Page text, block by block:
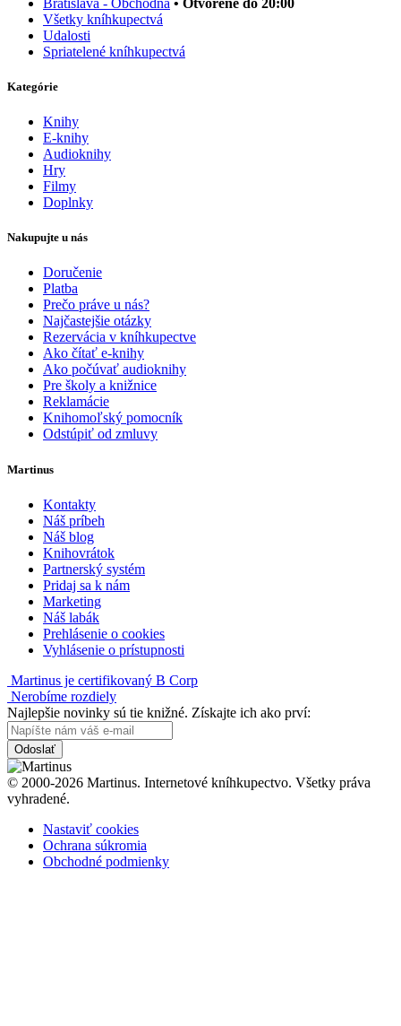
Všetky kníhkupectvá
Udalosti
Spriatelené kníhkupectvá
Kategórie
Knihy
E-knihy
Audioknihy
Hry
Filmy
Doplnky
Nakupujte u nás
Doručenie
Platba
Prečo práve u nás?
Najčastejšie otázky
Rezervácia v kníhkupectve
Ako čítať e-knihy
Ako počúvať audioknihy
Pre školy a knižnice
Reklamácie
Knihomoľský pomocník
Odstúpiť od zmluvy
Martinus
Kontakty
Náš príbeh
Náš blog
Knihovrátok
Partnerský systém
Pridaj sa k nám
Marketing
Náš labák
Prehlásenie o cookies
Vyhlásenie o prístupnosti
Martinus je certifikovaný B Corp
Nerobíme rozdiely
Najlepšie novinky sú tie knižné. Získajte ich ako prví:
Odoslať
© 2000-2026 Martinus. Internetové kníhkupectvo. Všetky práva
vyhradené.
Nastaviť cookies
Ochrana súkromia
Obchodné podmienky